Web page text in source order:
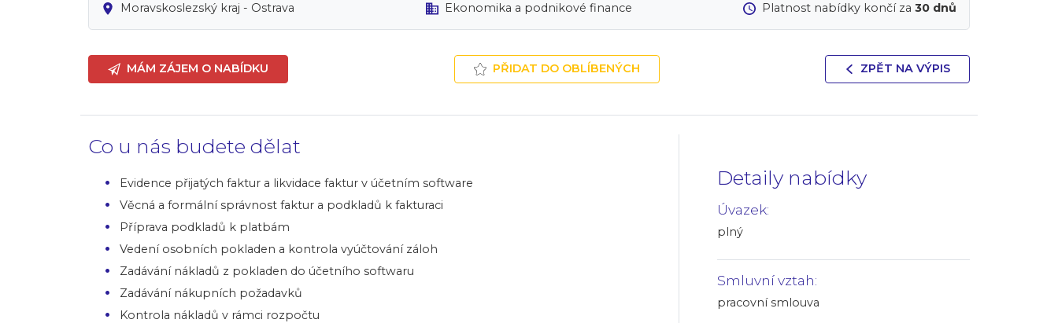
Moravskoslezský kraj - Ostrava Ekonomika a podnikové finance Platnost nabídky končí za30 dnů
MÁM ZÁJEM O NABÍDKU PŘIDAT DO OBLÍBENÝCH ZPĚT NA VÝPIS
Detaily nabídky
Úvazek:
plný
Smluvní vztah:
pracovní smlouva
Co u nás budete dělat
Evidence přijatých faktur a likvidace faktur v účetním software
Věcná a formální správnost faktur a podkladů k fakturaci
Příprava podkladů k platbám
Vedení osobních pokladen a kontrola vyúčtování záloh
Zadávání nákladů z pokladen do účetního softwaru
Zadávání nákupních požadavků
Kontrola nákladů v rámci rozpočtu